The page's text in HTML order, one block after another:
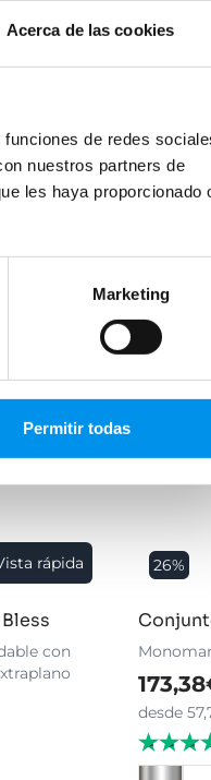
Acerca de las cookies
de redes
nuestros partners de
les haya proporcionado
Marketing
Permitir todas
Cromo
desde
rápida
con
26%
desde